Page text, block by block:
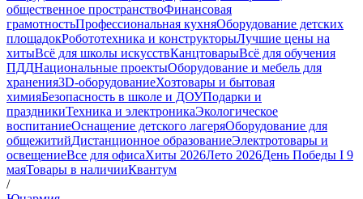
общественное пространствоФинансовая
грамотностьПрофессиональная кухняОборудование детских
площадокРобототехника и конструкторыЛучшие цены на
хитыВсё для школы искусствКанцтоварыВсё для обучения
ПДДНациональные проектыОборудование и мебель для
хранения3D-оборудованиеХозтовары и бытовая
химияБезопасность в школе и ДОУПодарки и
праздникиТехника и электроникаЭкологическое
воспитаниеОснащение детского лагеряОборудование для
общежитийДистанционное образованиеЭлектротовары и
освещениеВсе для офисаХиты 2026Лето 2026День Победы I 9
маяТовары в наличииКвантум
/